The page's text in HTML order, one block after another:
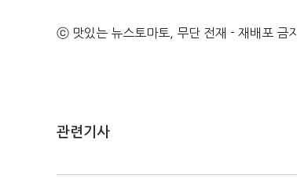
ⓒ 맛있는 뉴스토마토, 무단 전재 - 재배포 금지
관련기사